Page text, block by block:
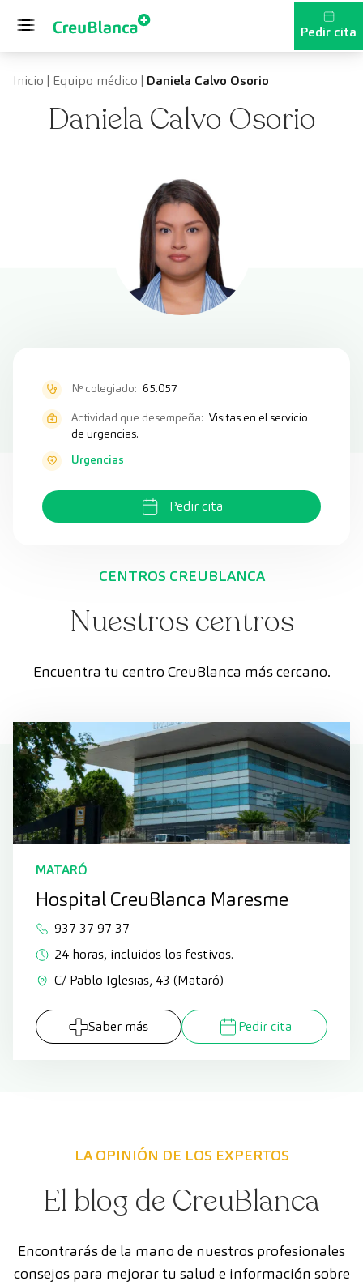
Pedir cita
Inicio | Equipo médico | Daniela Calvo Osorio
Daniela Calvo Osorio
Nº colegiado: 65.057
Actividad que desempeña: Visitas en el servicio
de urgencias.
Urgencias
Pedir cita
CENTROS CREUBLANCA
Nuestros centros
Encuentra tu centro CreuBlanca más cercano.
MATARÓ
Hospital CreuBlanca Maresme
937 37 97 37
24 horas, incluidos los festivos.
C/ Pablo Iglesias, 43 (Mataró)
Saber más Pedir cita
LA OPINIÓN DE LOS EXPERTOS
El blog de CreuBlanca
Encontrarás de la mano de nuestros profesionales
consejos para mejorar tu salud e información sobre